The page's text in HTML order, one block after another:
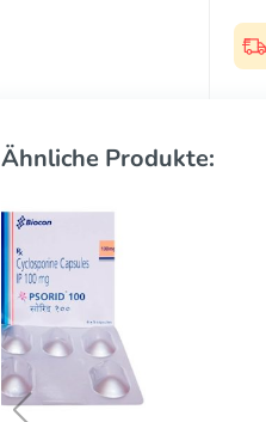
Ähnliche Produkte: